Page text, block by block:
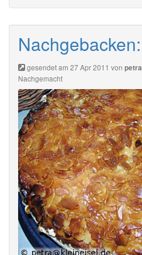
gesendet am 27 Apr 2011 von petra
Nachgemacht